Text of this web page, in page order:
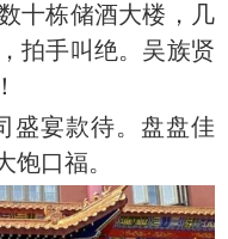
十栋储酒大楼，几
拍手叫绝。吴族贤
盛宴款待。盘盘佳
饱口福。